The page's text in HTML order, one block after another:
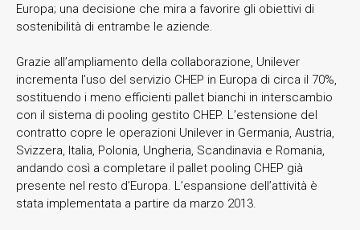
Europa; una decisione che mira a favorire gli obiettivi di
sostenibilità di entrambe le aziende.
Grazie all’ampliamento della collaborazione, Unilever
incrementa l’uso del servizio CHEP in Europa di circa il 70%,
sostituendo i meno efficienti pallet bianchi in interscambio
con il sistema di pooling gestito CHEP. L’estensione del
contratto copre le operazioni Unilever in Germania, Austria,
Svizzera, Italia, Polonia, Ungheria, Scandinavia e Romania,
andando così a completare il pallet pooling CHEP già
presente nel resto d’Europa. L’espansione dell’attività è
stata implementata a partire da marzo 2013.